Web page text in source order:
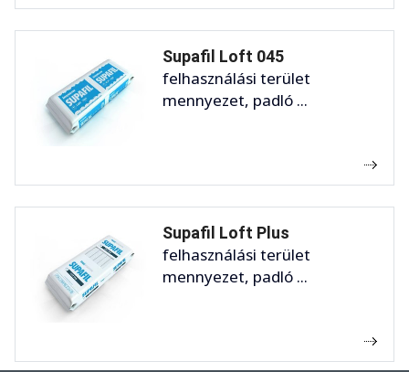
Supafil Loft 045
felhasználási terület
mennyezet, padló ...
Supafil Loft Plus
felhasználási terület
mennyezet, padló ...